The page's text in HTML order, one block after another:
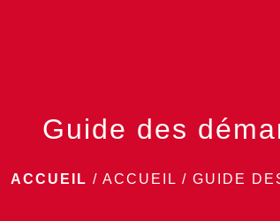
Guide des
ACCUEIL / ACCUEIL / GUIDE